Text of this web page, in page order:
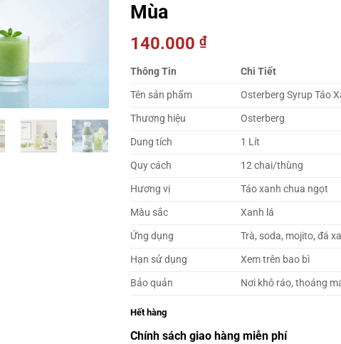
Mùa
140.000₫
Thông Tin
Chi Tiết
Tên sản phẩm
Osterberg Syrup Táo
Thương hiệu
Osterberg
Dung tích
1 Lít
Quy cách
12 chai/thùng
Hương vị
Táo xanh chua ngọt
Màu sắc
Xanh lá
Ứng dụng
Trà, soda, mojito, đá
Hạn sử dụng
Xem trên bao bì
Bảo quản
Nơi khô ráo, thoáng
Hết hàng
Chính sách giao hàng miễn phí